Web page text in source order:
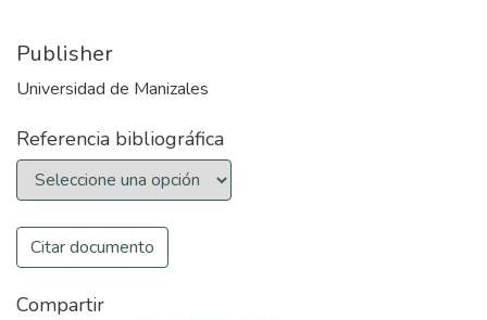
Publisher
Universidad de Manizales
Referencia bibliográfica
Citar documento
Compartir